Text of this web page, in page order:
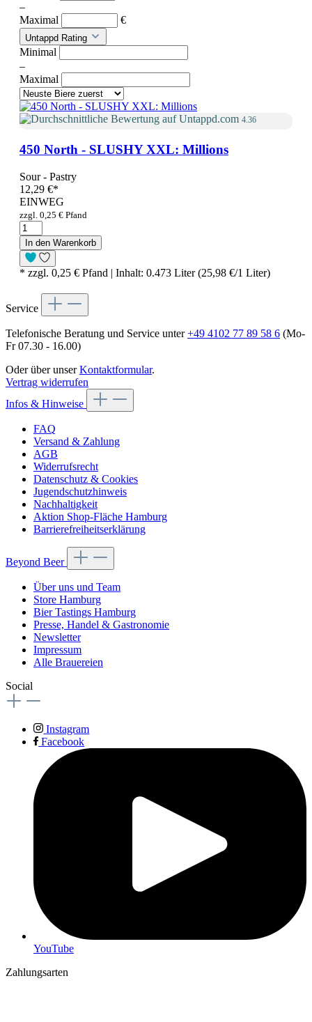
–
Maximal
€
Untappd Rating
Minimal
–
Maximal
4.36
450 North - SLUSHY XXL: Millions
Sour - Pastry
12,29 €*
EINWEG
zzgl. 0,25 € Pfand
In den Warenkorb
* zzgl. 0,25 € Pfand | Inhalt: 0.473 Liter (25,98 €/1 Liter)
Service
Telefonische Beratung und Service unter+49 4102 77 89 58 6 (Mo-
Fr 07.30 - 16.00)
Oder über unserKontaktformular.
Vertrag widerrufen
Infos & Hinweise
FAQ
Versand & Zahlung
AGB
Widerrufsrecht
Datenschutz & Cookies
Jugendschutzhinweis
Nachhaltigkeit
Aktion Shop-Fläche Hamburg
Barrierefreiheitserklärung
Beyond Beer
Über uns und Team
Store Hamburg
Bier Tastings Hamburg
Presse, Handel & Gastronomie
Newsletter
Impressum
Alle Brauereien
Social
Instagram
Facebook
YouTube
Zahlungsarten